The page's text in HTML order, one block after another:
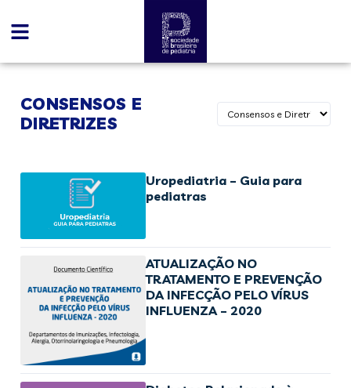
CONSENSOS E
DIRETRIZES
Uropediatria – Guia para
pediatras
ATUALIZAÇÃO NO
TRATAMENTO E PREVENÇÃO
DA INFECÇÃO PELO VÍRUS
INFLUENZA – 2020